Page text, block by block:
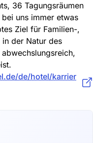
36 Tagungsräumen
uns immer etwas
Ziel für Familien-,
der Natur des
de/hotel/karrier